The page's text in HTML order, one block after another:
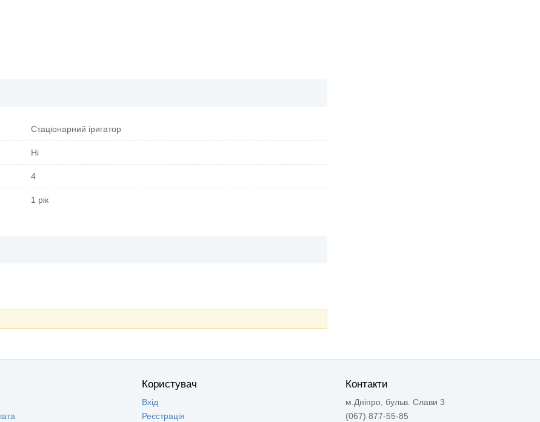
Стаціонарний іригатор
Ні
4
1 рік
Користувач
Вхід
Реєстрація
Контакти
м.Дніпро, бульв. Слави 3
(067) 877-55-85